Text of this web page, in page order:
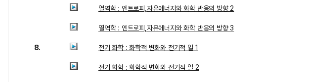
열역학 : 엔트로피,자유에너지와 화학 반응의 방향 2
열역학 : 엔트로피,자유에너지와 화학 반응의 방향 3
8. 전기 화학 : 화학적 변화와 전기적 일 1
전기 화학 : 화학적 변화와 전기적 일 2